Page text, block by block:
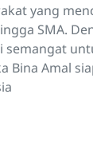
yang
SMA.
Bina Amal